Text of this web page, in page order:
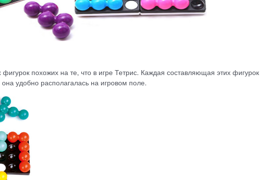
фигурок похожих на те, что в игре Тетрис. Каждая составляющая этих фигурок
удобно располагалась на игровом поле.